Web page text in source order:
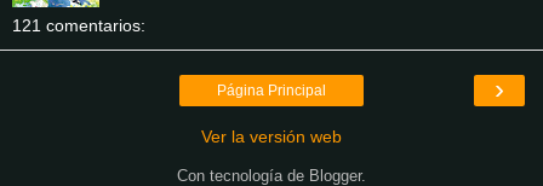
121 comentarios:
›
Página Principal
Ver la versión web
Con tecnología de Blogger.